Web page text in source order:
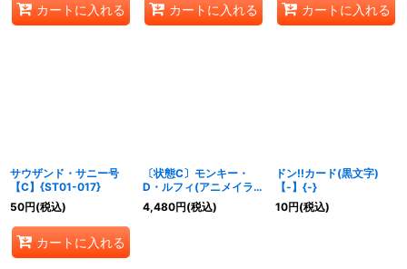
カートに入れる カートに入れる カートに入れる
サウザンド・サニー号
【C】{ST01-017}
50円(税込)
カートに入れる
〔状態C〕モンキー・
D・ルフィ(アニメイラス
ト)【L】{ST01-001}
4,480円(税込)
ドン!!カード(黒文字)
【-】{-}
10円(税込)